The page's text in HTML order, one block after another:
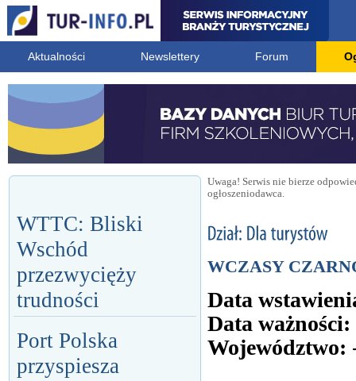
Aktualności Newslettery Forum
WTTC: Bliski
Wschód
przezwycięży
trudności
Port Polska
przyspiesza
Uwaga! Serwis nie bierze
ogłoszeniodawca.
WCZASY
Data
Data ważności:
Województwo: